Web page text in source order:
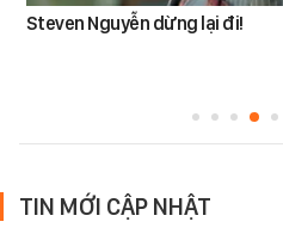
Steven Nguyễn dừng lại đi!
TIN MỚI CẬP NHẬT